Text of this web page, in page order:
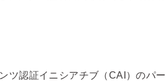
ツ認証イニシアチブ（CAI）のパー